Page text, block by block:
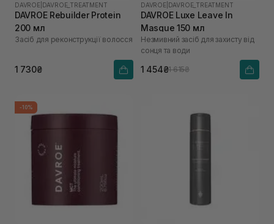
DAVROE DAVROE_TREATMENT
DAVROE Rebuilder Protein
200 мл
Засіб для реконструкції волосся
1 730₴
DAVROE DAVROE_TREATMENT
DAVROE Luxe Leave In
Masque 150 мл
Незмивний засіб для захисту від
сонця та води
1 454₴1 615₴
-10%